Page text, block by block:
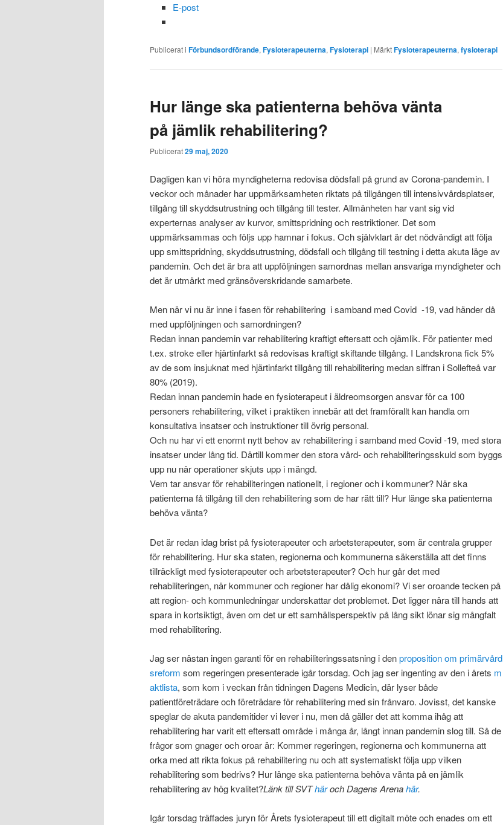
E-post
Publicerat i Förbundsordförande, Fysioterapeuterna, Fysioterapi | MärktFysioterapeuterna, fysioterapi
Hur länge ska patienterna behöva vänta
på jämlik rehabilitering?
Publicerat29 maj, 2020
Dagligen kan vi höra myndigheterna redovisa dödsfall på grund av Corona-pandemin. I
veckor och månader har uppmärksamheten riktats på tillgången till intensivvårdsplatser,
tillgång till skyddsutrustning och tillgång till tester. Allmänheten har vant sig vid
experternas analyser av kurvor, smittspridning och restriktioner. Det som
uppmärksammas och följs upp hamnar i fokus. Och självklart är det nödvändigt att följa
upp smittspridning, skyddsutrustning, dödsfall och tillgång till testning i detta akuta läge av
pandemin. Och det är bra att uppföljningen samordnas mellan ansvariga myndigheter och
det är utmärkt med gränsöverskridande samarbete.
Men när vi nu är inne i fasen för rehabilitering i samband med Covid -19, vad händer då
med uppföljningen och samordningen?
Redan innan pandemin var rehabilitering kraftigt eftersatt och ojämlik. För patienter med
t.ex. stroke eller hjärtinfarkt så redovisas kraftigt skiftande tillgång. I Landskrona fick 5%
av de som insjuknat med hjärtinfarkt tillgång till rehabilitering medan siffran i Sollefteå var
80% (2019).
Redan innan pandemin hade en fysioterapeut i äldreomsorgen ansvar för ca 100
personers rehabilitering, vilket i praktiken innebär att det framförallt kan handla om
konsultativa insatser och instruktioner till övrig personal.
Och nu har vi ett enormt nytt behov av rehabilitering i samband med Covid -19, med stora
insatser under lång tid. Därtill kommer den stora vård- och rehabiliteringsskuld som byggs
upp nu när operationer skjuts upp i mängd.
Vem tar ansvar för rehabiliteringen nationellt, i regioner och i kommuner? När ska
patienterna få tillgång till den rehabilitering som de har rätt till? Hur länge ska patienterna
behöva vänta?
Det är redan idag brist på fysioterapeuter och arbetsterapeuter, som är centrala grupper
för rehabilitering. Hur ska staten, regionerna och kommunerna säkerställa att det finns
tillräckligt med fysioterapeuter och arbetsterapeuter? Och hur går det med
rehabiliteringen, när kommuner och regioner har dålig ekonomi? Vi ser oroande tecken på
att region- och kommunledningar underskattar det problemet. Det ligger nära till hands att
spara in kortsiktigt, även om det ur ett samhällsperspektiv på lång sikt lönar sig mångfalt
med rehabilitering.
Jag ser nästan ingen garanti för en rehabiliteringssatsning i denproposition om primärvård
sreform som regeringen presenterade igår torsdag. Och jag ser ingenting av den i årets m
aktlista, som kom i veckan från tidningen Dagens Medicin, där lyser både
patientföreträdare och företrädare för rehabilitering med sin frånvaro. Jovisst, det kanske
speglar de akuta pandemitider vi lever i nu, men då gäller det att komma ihåg att
rehabilitering har varit ett eftersatt område i många år, långt innan pandemin slog till. Så de
frågor som gnager och oroar är: Kommer regeringen, regionerna och kommunerna att
orka med att rikta fokus på rehabilitering nu och att systematiskt följa upp vilken
rehabilitering som bedrivs? Hur länge ska patienterna behöva vänta på en jämlik
rehabilitering av hög kvalitet?Länk till SVThäroch Dagens Arenahär.
Igår torsdag träffades juryn för Årets fysioterapeut till ett digitalt möte och enades om ett